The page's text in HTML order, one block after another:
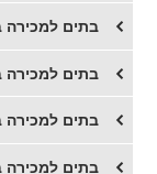
בתים למכירה
בתים למכירה
בתים למכירה
בתים למכירה